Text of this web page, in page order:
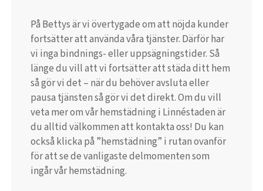
På Bettys är vi övertygade om att nöjda kunder
fortsätter att använda våra tjänster. Därför har
vi inga bindnings- eller uppsägningstider. Så
länge du vill att vi fortsätter att städa ditt hem
så gör vi det – när du behöver avsluta eller
pausa tjänsten så gör vi det direkt. Om du vill
veta mer om vår hemstädning i Linnéstaden är
du alltid välkommen att kontakta oss! Du kan
också klicka på ”hemstädning” i rutan ovanför
för att se de vanligaste delmomenten som
ingår vår hemstädning.